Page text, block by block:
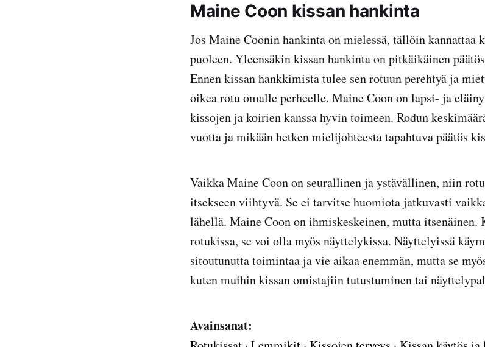
Maine Coon kissan hankinta
Jos Maine Coonin hankinta on mielessä, tällöin kannattaa
puoleen. Yleensäkin kissan hankinta on pitkäikäinen
Ennen kissan hankkimista tulee sen rotuun perehtyä ja
oikea rotu omalle perheelle. Maine Coon on lapsi- ja
kissojen ja koirien kanssa hyvin toimeen. Rodun
vuotta ja mikään hetken mielijohteesta tapahtuva päätös
Vaikka Maine Coon on seurallinen ja ystävällinen, niin
itsekseen viihtyvä. Se ei tarvitse huomiota jatkuvasti
lähellä. Maine Coon on ihmiskeskeinen, mutta itsenäinen.
rotukissa, se voi olla myös näyttelykissa. Näyttelyissä
sitoutunutta toimintaa ja vie aikaa enemmän, mutta se
kuten muihin kissan omistajiin tutustuminen tai
Avainsanat: